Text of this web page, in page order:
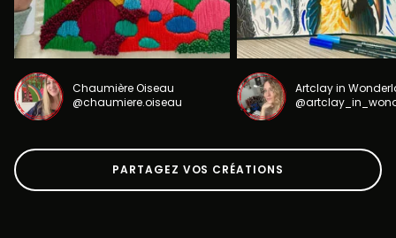
Chaumière Oiseau
@chaumiere.oiseau
Artclay in
PARTAGEZ VOS CRÉATIONS